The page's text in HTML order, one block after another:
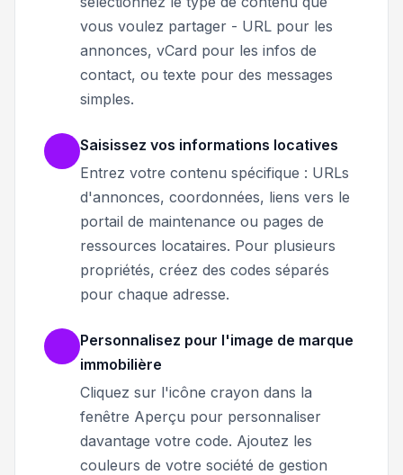
vous voulez partager - URL pour les
annonces, vCard pour les infos de
contact, ou texte pour des messages
simples.
Saisissez vos informations locatives
Entrez votre contenu spécifique : URLs
d'annonces, coordonnées, liens vers le
portail de maintenance ou pages de
ressources locataires. Pour plusieurs
propriétés, créez des codes séparés
pour chaque adresse.
Personnalisez pour l'image de marque
immobilière
Cliquez sur l'icône crayon dans la
fenêtre Aperçu pour personnaliser
davantage votre code. Ajoutez les
couleurs de votre société de gestion